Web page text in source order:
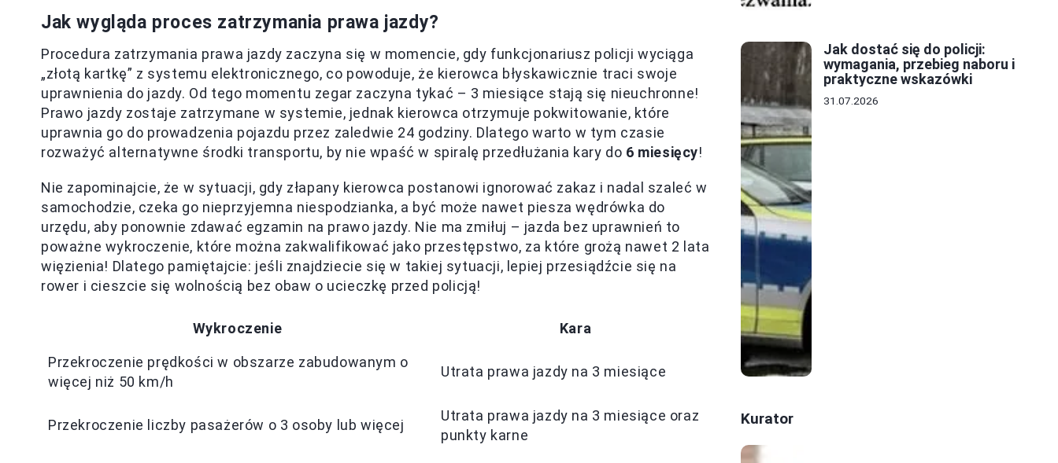
Jak wygląda proces zatrzymania prawa jazdy?
Procedura zatrzymania prawa jazdy zaczyna się w momencie, gdy funkcjonariusz policji wyciąga
„złotą kartkę” z systemu elektronicznego, co powoduje, że kierowca błyskawicznie traci swoje
uprawnienia do jazdy. Od tego momentu zegar zaczyna tykać – 3 miesiące stają się nieuchronne!
Prawo jazdy zostaje zatrzymane w systemie, jednak kierowca otrzymuje pokwitowanie, które
uprawnia go do prowadzenia pojazdu przez zaledwie 24 godziny. Dlatego warto w tym czasie
rozważyć alternatywne środki transportu, by nie wpaść w spiralę przedłużania kary do 6 miesięcy!
Nie zapominajcie, że w sytuacji, gdy złapany kierowca postanowi ignorować zakaz i nadal szaleć w
samochodzie, czeka go nieprzyjemna niespodzianka, a być może nawet piesza wędrówka do
urzędu, aby ponownie zdawać egzamin na prawo jazdy. Nie ma zmiłuj – jazda bez uprawnień to
poważne wykroczenie, które można zakwalifikować jako przestępstwo, za które grożą nawet 2 lata
więzienia! Dlatego pamiętajcie: jeśli znajdziecie się w takiej sytuacji, lepiej przesiądźcie się na
rower i cieszcie się wolnością bez obaw o ucieczkę przed policją!
Wykroczenie Kara
Przekroczenie prędkości w obszarze zabudowanym o
więcej niż 50 km/h
Utrata prawa jazdy na 3 miesiące
Przekroczenie liczby pasażerów o 3 osoby lub więcej
Utrata prawa jazdy na 3 miesiące oraz
punkty karne
Jak dostać się do policji:
wymagania, przebieg naboru i
praktyczne wskazówki
31.07.2026
Kurator